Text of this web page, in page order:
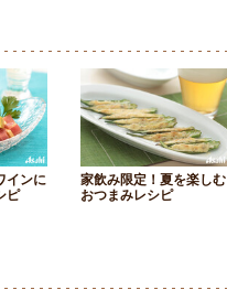
インに
ピ
家飲み限定！夏を楽しむ
おつまみレシピ